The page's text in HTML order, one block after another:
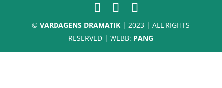
©VARDAGENS DRAMATIK | 2023 | ALL RIGHTS
RESERVED | WEBB: PANG